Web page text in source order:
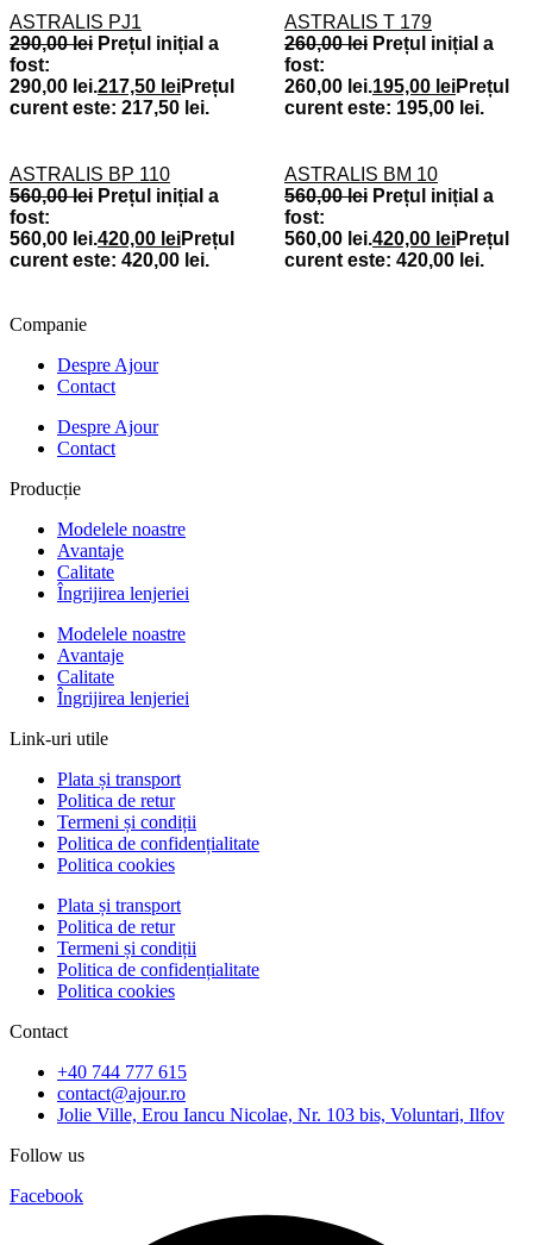
ASTRALIS PJ1
290,00lei Prețul inițial a
fost:
290,00 lei.217,50 leiPrețul
curent este: 217,50 lei.
ASTRALIS T 179
260,00lei Prețul inițial a
fost:
260,00 lei.195,00 leiPrețul
curent este: 195,00 lei.
ASTRALIS BP 110
560,00lei Prețul inițial a
fost:
560,00 lei.420,00 leiPrețul
curent este: 420,00 lei.
ASTRALIS BM 10
560,00lei Prețul inițial a
fost:
560,00 lei.420,00 leiPrețul
curent este: 420,00 lei.
Companie
Despre Ajour
Contact
Despre Ajour
Contact
Producție
Modelele noastre
Avantaje
Calitate
Îngrijirea lenjeriei
Modelele noastre
Avantaje
Calitate
Îngrijirea lenjeriei
Link-uri utile
Plata și transport
Politica de retur
Termeni și condiții
Politica de confidențialitate
Politica cookies
Plata și transport
Politica de retur
Termeni și condiții
Politica de confidențialitate
Politica cookies
Contact
+40 744 777 615
contact@ajour.ro
Jolie Ville, Erou Iancu Nicolae, Nr. 103 bis, Voluntari, Ilfov
Follow us
Facebook